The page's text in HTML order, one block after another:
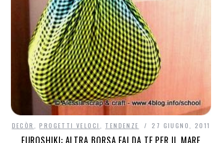
DECÒR ,PROGETTI VELOCI TENDENZE 27 GIUGNO, 2011
FUROSHIKI: ALTRA BORSA FAI DA TE PER IL MARE